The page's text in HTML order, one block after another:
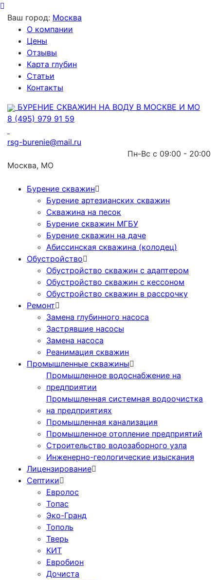
Ваш город: Москва
О компании
Цены
Отзывы
Карта глубин
Статьи
Контакты
БУРЕНИЕ СКВАЖИН НА ВОДУ В МОСКВЕ И МО
8 (495) 979 91 59
rsg-burenie@mail.ru
Пн-Вс с 09:00 - 20:00
Москва, МО
Бурение скважин
Бурение артезианских скважин
Скважина на песок
Бурение скважин МГБУ
Бурение скважин на даче
Абиссинская скважина (колодец)
Обустройство
Обустройство скважин с адаптером
Обустройство скважин с кессоном
Обустройство скважин в рассрочку
Ремонт
Замена глубинного насоса
Застрявшие насосы
Замена насоса
Реанимация скважин
Промышленные скважины
Промышленное водоснабжение на
предприятии
Промышленная системная водоочистка
на предприятиях
Промышленная канализация
Промышленное отопление предприятий
Cтроительство водозаборного узла
Инженерно-геологические изыскания
Лицензирование
Септики
Евролос
Топас
Эко-Гранд
Тополь
Тверь
КИТ
Евробион
Дочиста